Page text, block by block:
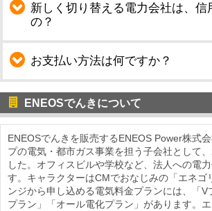
新しく切り替える電力会社は、信
の？
お支払い方法は何ですか？
ENEOSでんきについて
ENEOSでんきを販売するENEOS Power株式
プの電気・都市ガス事業を担う子会社として
した。オフィスビルや学校など、法人への電
す。キャラクターはCMでおなじみの「エネゴ
ンジから申し込める電気料金プランには、「V
プラン」「オール電化プラン」があります。